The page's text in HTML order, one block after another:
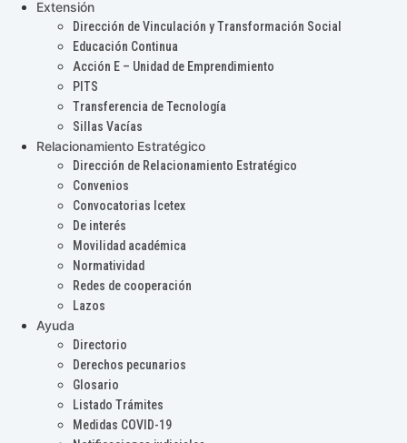
Extensión
Dirección de Vinculación y Transformación Social
Educación Continua
Acción E – Unidad de Emprendimiento
PITS
Transferencia de Tecnología
Sillas Vacías
Relacionamiento Estratégico
Dirección de Relacionamiento Estratégico
Convenios
Convocatorias Icetex
De interés
Movilidad académica
Normatividad
Redes de cooperación
Lazos
Ayuda
Directorio
Derechos pecunarios
Glosario
Listado Trámites
Medidas COVID-19